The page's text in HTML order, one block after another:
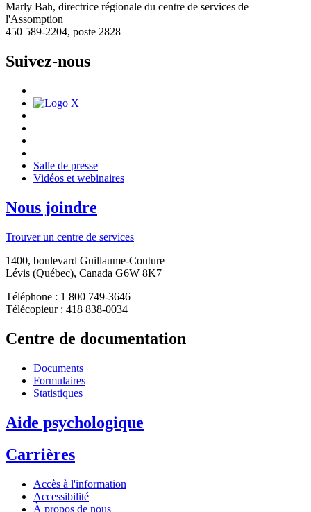
Marly Bah, directrice régionale du centre de services de
l'Assomption
450 589-2204, poste 2828
Suivez-nous
Salle de presse
Vidéos et webinaires
Nous joindre
Trouver un centre de services
1400, boulevard Guillaume-Couture
Lévis (Québec), Canada G6W 8K7
Téléphone : 1 800 749-3646
Télécopieur : 418 838-0034
Centre de documentation
Documents
Formulaires
Statistiques
Aide psychologique
Carrières
Accès à l'information
Accessibilité
À propos de nous